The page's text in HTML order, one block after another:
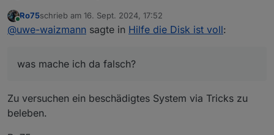
Leider fehlt mir etwas die Zeit.
Habe mal die Disk wo den Fehler hat
vergrößert.
Da mich diese Fehlermeldung im Sekundentagt
/opt/iobroker/iobroker-data/files/admin.admin
Ro75schrieb am 16. Sept. 2024, 17:52
zuletzt editiert von
@uwe-waizmann sagte in Hilfe die Disk ist voll:
was mache ich da falsch?
Zu versuchen ein beschädigtes System via Tricks zu
beleben.